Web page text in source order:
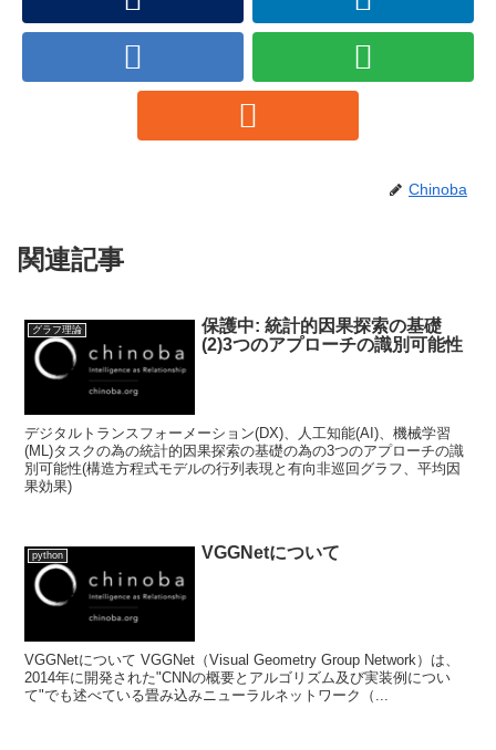
Chinoba
関連記事
グラフ理論
保護中: 統計的因果探索の基礎
(2)3つのアプローチの識別可能性
デジタルトランスフォーメーション(DX)、人工知能(AI)、機械学習
(ML)タスクの為の統計的因果探索の基礎の為の3つのアプローチの識
別可能性(構造方程式モデルの行列表現と有向非巡回グラフ、平均因
果効果)
python VGGNetについて
VGGNetについて VGGNet（Visual Geometry Group Network）は、
2014年に開発された"CNNの概要とアルゴリズム及び実装例につい
て"でも述べている畳み込みニューラルネットワーク（...